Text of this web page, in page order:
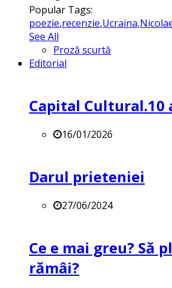
Popular Tags:
poezie,recenzie,Ucraina,
See All
Proză scurtă
Editorial
Capital Cultural.10
16/01/2026
Darul prieteniei
27/06/2024
Ce e mai greu? Să
rămâi?